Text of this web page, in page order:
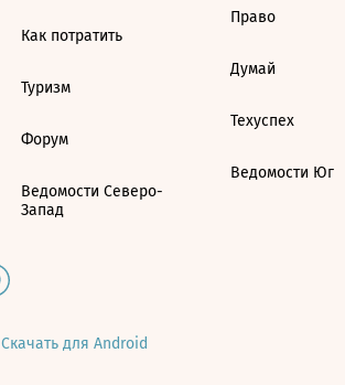
Как потратить
Туризм
Форум
Ведомости Северо-
Запад
Право
Думай
Техуспех
Ведомости Юг
Скачать для Android